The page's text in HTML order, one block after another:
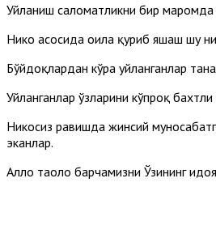
Уйланиш саломатликни бир маромда
Никоҳ асосида оила қуриб яшаш шу
Бўйдоқлардан кўра уйланганлар
Уйланганлар ўзларини кўпроқ бахтли
Никоҳсиз равишда жинсий
эканлар.
Аллоҳ таоло барчамизни Ўзининг